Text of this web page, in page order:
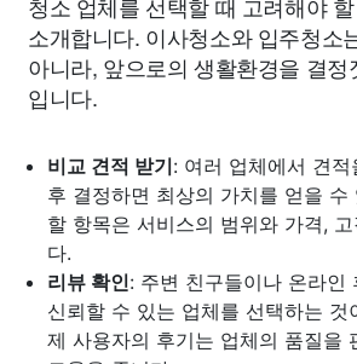
소개합니다. 이사청소와 입주청소
아니라, 앞으로의 생활환경을 결
입니다.
비교 견적 받기: 여러 업체에서 견
후 결정하면 최상의 가치를 얻을 수
할 항목은 서비스의 범위와 가격,
다.
리뷰 확인: 주변 친구들이나 온라인
신뢰할 수 있는 업체를 선택하는 것
제 사용자의 후기는 업체의 품질을